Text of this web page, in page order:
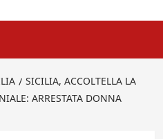
SICILIA, ACCOLTELLA LA
ARRESTATA DONNA